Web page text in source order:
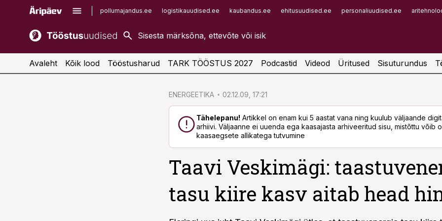
pollumajandus.ee logistikauudised.ee kaubandus.ee ehitusuudised.ee personaliuudised.ee
kaubandus.ee
kinnisvarauudised.ee
imelineajalugu.ee
Infopank
Avaleht Kõik lood Tööstusharud TARK TÖÖSTUS 2027 Podcastid Videod Üritused Sisuturundus
ENERGEETIKA 02.12.09, 17:21
Tähelepanu! Artikkel on enam kui 5 aastat vana ning kuulub väljaande
arhiivi. Väljaanne ei uuenda ega kaasajasta arhiveeritud sisu, mistõttu võib
kaasaegsete allikatega tutvumine
Taavi Veskimägi:
tasu kiire kasv aitab head